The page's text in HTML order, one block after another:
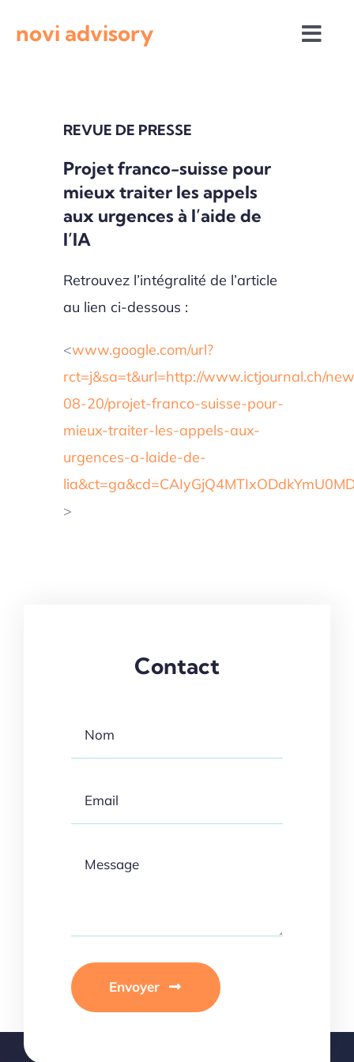
novi advisory
Actualités institutionnelles
Appels à projets
REVUE DE PRESSE
Projet franco-suisse pour
mieux traiter les appels
aux urgences à l’aide de
l’IA
Retrouvez l’intégralité de l’article
au lien ci-dessous :
<www.google.com/url?
rct=j&sa=t&url=http://www.ictjournal.ch/
08-20/projet-franco-suisse-pour-
mieux-traiter-les-appels-aux-
urgences-a-laide-de-
>
Contact
Envoyer